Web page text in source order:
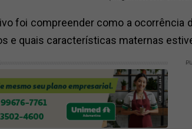
foi compreender como a ocorrência
e quais características maternas